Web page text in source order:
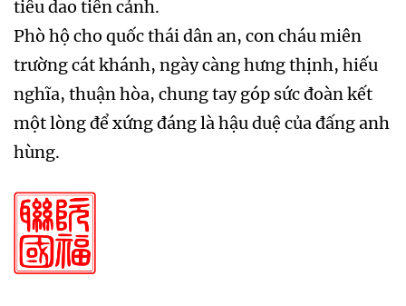
tiêu dao tiên cảnh.
Phò hộ cho quốc thái dân an, con cháu miên
trường cát khánh, ngày càng hưng thịnh, hiếu
nghĩa, thuận hòa, chung tay góp sức đoàn kết
một lòng để xứng đáng là hậu duệ của đấng anh
hùng.